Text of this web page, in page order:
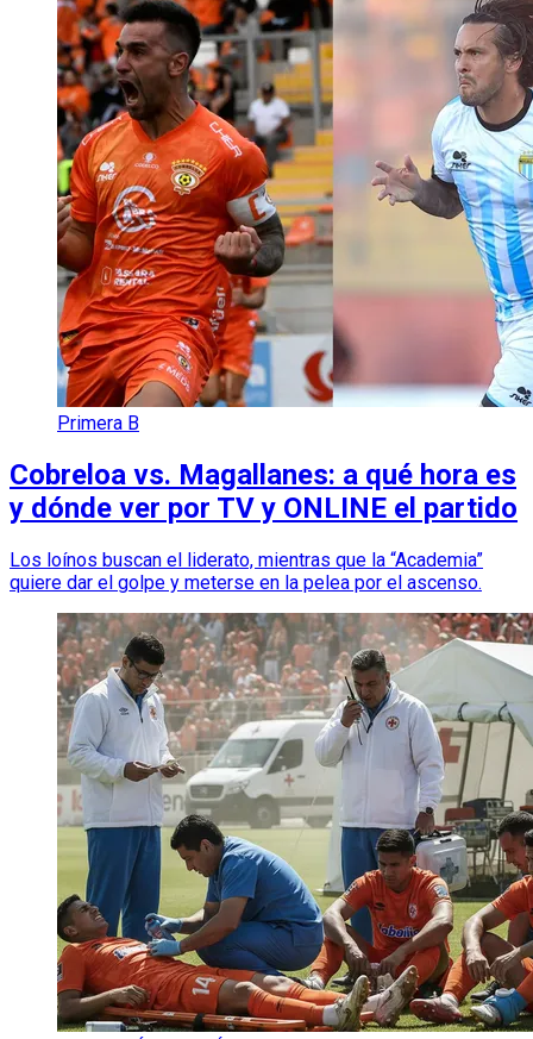
Primera B
Cobreloa vs. Magallanes: a qué hora es
y dónde ver por TV y ONLINE el partido
Los loínos buscan el liderato, mientras que la “Academia”
quiere dar el golpe y meterse en la pelea por el ascenso.